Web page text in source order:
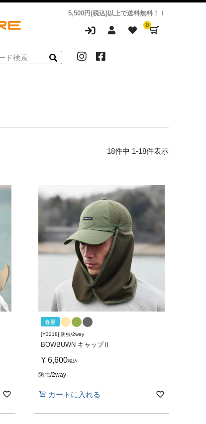
5,500円(税込)以上で送料無料！！
0
18件中 1-18件表示
春夏
[Y3218] 防虫/2way
BOWBUWN キャップⅡ
¥ 6,600税込
防虫/2way
カートに入れる